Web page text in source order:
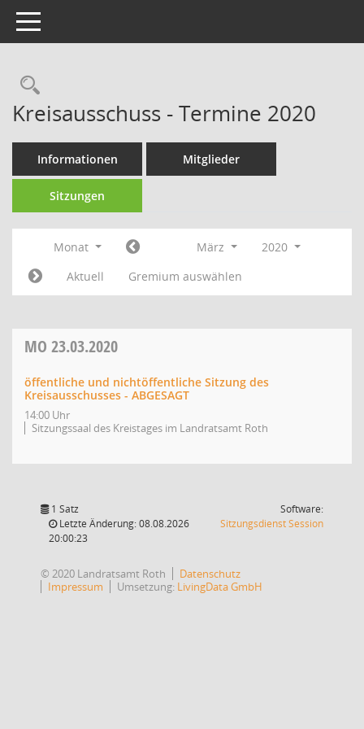
Toggle navigation
Rechercheauswahl
Kreisausschuss - Termine 2020
Informationen Mitglieder
Sitzungen
Monat März
2020
Aktuell
Gremium auswählen
MO 23.03.2020
öffentliche und nichtöffentliche Sitzung des
Kreisausschusses - ABGESAGT
14:00 Uhr
Sitzungssaal des Kreistages im Landratsamt Roth
1 Satz
Letzte Änderung: 08.08.2026
20:00:23
Software:
SitzungsdienstSession(Wird in
© 2020 Landratsamt Roth
Datenschutz
Impressum
Umsetzung: LivingData GmbH